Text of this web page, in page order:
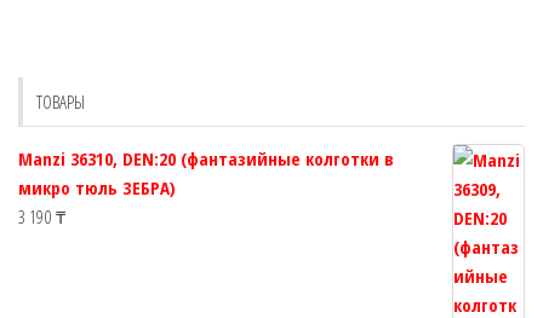
товара.
ТОВАРЫ
Manzi 36310, DEN:20 (фантазийные колготки в
микро тюль ЗЕБРА)
3 190 ₸